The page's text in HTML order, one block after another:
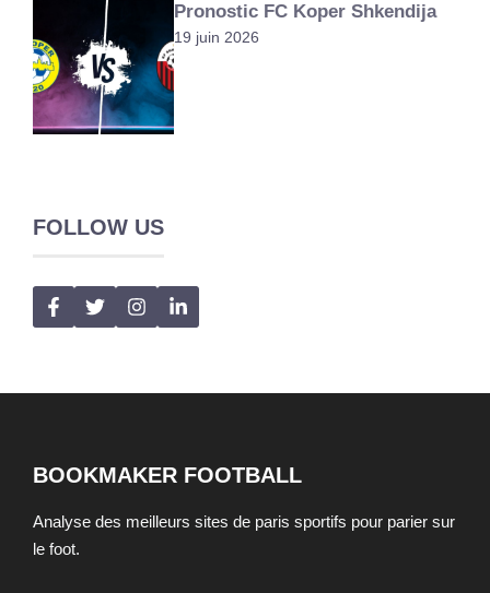
Pronostic FC Koper Shkendija
19 juin 2026
FOLLOW US
BOOKMAKER FOOTBALL
Analyse des meilleurs sites de paris sportifs pour parier sur
le foot.